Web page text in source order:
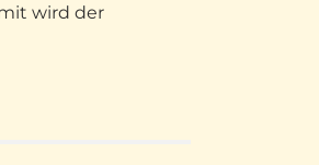
wird der